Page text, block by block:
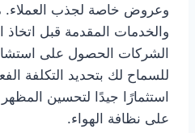
وعروض خاصة لجذب العملاء.
والخدمات المقدمة قبل اتخاذ
الشركات الحصول على
للسماح لك بتحديد التكلفة
استثمارًا جيدًا لتحسين
على نظافة الهواء.